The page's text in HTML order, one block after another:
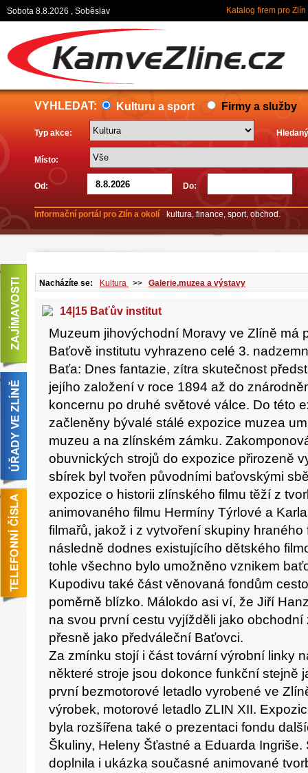
Sobota 8.8.2026 , Soběslav Katalog firem pro Zlín
VYHLEDAT: Kulturu a sport Firmy a služby
Typ akce:
Místo:
Od: Do:
Informační portál pro Zlín a okolí - kultura, finance, sport, obchod.
Nacházíte se: Kultura >> Galerie,muzea a výstavy
14|15 Baťův institut
Muzeum jihovýchodní Moravy ve Zlíně má
Baťově institutu vyhrazeno celé 3.
Baťa: Dnes fantazie, zítra skutečnost
jejího založení v roce 1894 až do
koncernu po druhé světové válce. Do této
začleněny bývalé stálé expozice muzea
muzeu a na zlínském zámku.
obuvnických strojů do expozice přirozeně
sbírek byl tvořen původními baťovskými
expozice o historii zlínského filmu těží z
animovaného filmu Hermíny Týrlové a
filmařů, jakož i z vytvoření skupiny hraného
následně dodnes existujícího dětského
tohle všechno bylo umožněno vznikem
Kupodivu také část věnovaná fondům
poměrně blízko. Málokdo asi ví, že Jiří
na svou první cestu vyjížděli jako
přesně jako předváleční Baťovci.
Za zmínku stojí i část tovární výrobní linky
některé stroje jsou dokonce funkční stejně
první bezmotorové letadlo vyrobené ve
výrobek, motorové letadlo ZLIN XII.
byla rozšířena také o prezentaci fondu
Škuliny, Heleny Šťastné a Eduarda Ingriše.
doplnila i ukázka současné animované